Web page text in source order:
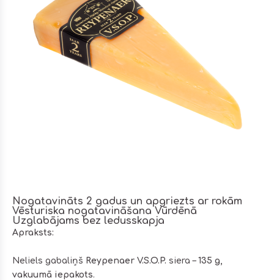
Nogatavināts 2 gadus un apgriezts ar rokām
Vēsturiska nogatavināšana Vūrdēnā
Uzglabājams bez ledusskapja
Apraksts:
Neliels gabaliņš Reypenaer V.S.O.P. siera – 135 g,
vakuumā iepakots.